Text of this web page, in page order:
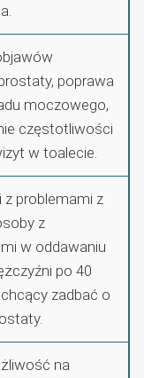
poprawa
moczowego,
częstotliwości
w toalecie.
z problemami z
z
w oddawaniu
po 40
zadbać o
na